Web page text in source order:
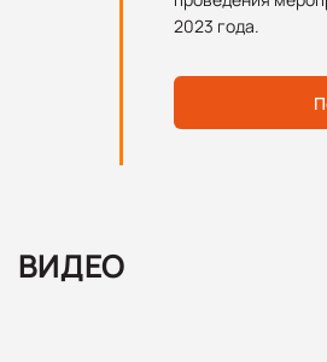
2023 года.
ВИДЕО